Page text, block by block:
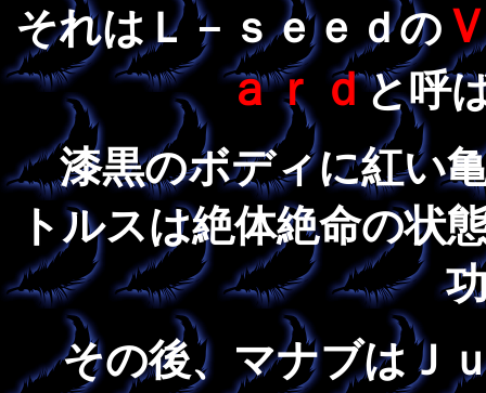
それはＬ－ｓｅｅｄの
ａｒｄと呼
漆黒のボディに紅い
トルスは絶体絶命の状
その後、マナブはＪ